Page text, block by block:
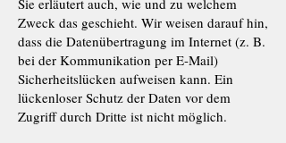
Sie erläutert auch, wie und zu welchem
Zweck das geschieht. Wir weisen darauf hin,
dass die Datenübertragung im Internet (z. B.
bei der Kommunikation per E-Mail)
Sicherheitslücken aufweisen kann. Ein
lückenloser Schutz der Daten vor dem
Zugriff durch Dritte ist nicht möglich.